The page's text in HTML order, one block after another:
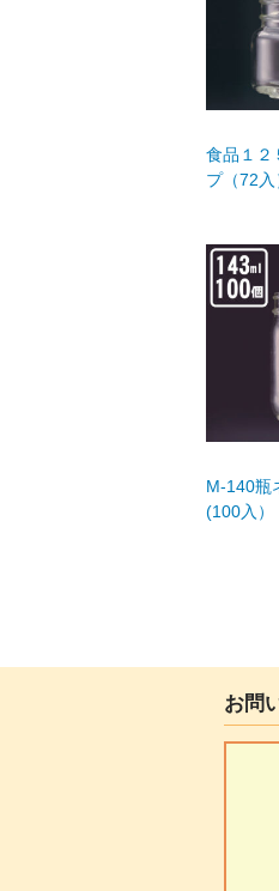
食品１２
プ（72入
M-140瓶
(100入）
お問